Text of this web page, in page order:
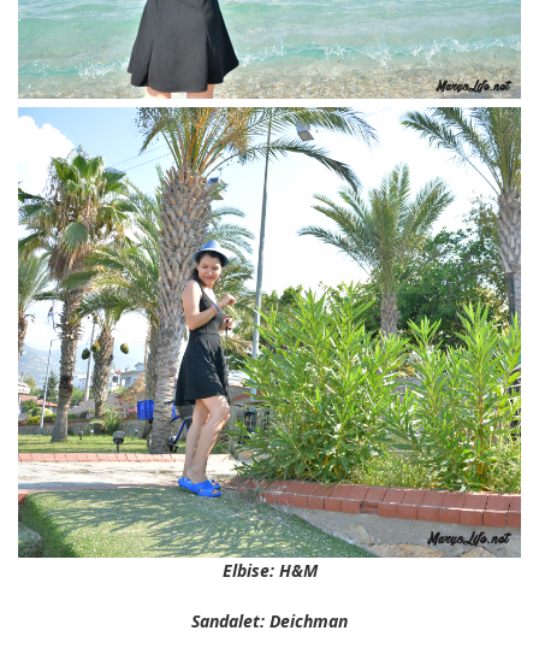
Elbise: H&M
Sandalet: Deichman